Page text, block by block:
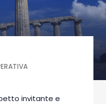
invitante e